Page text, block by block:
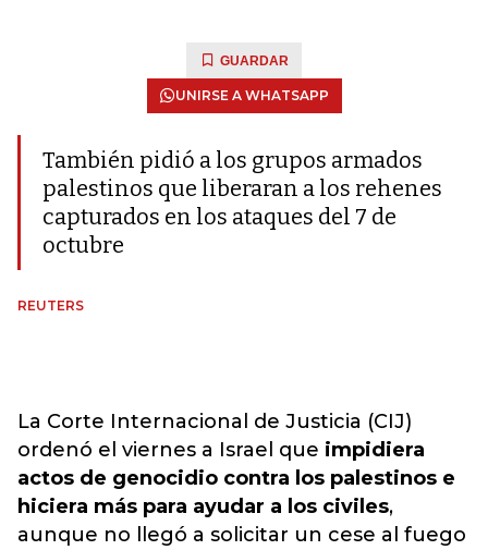
GUARDAR
UNIRSE A WHATSAPP
También pidió a los grupos armados
palestinos que liberaran a los rehenes
capturados en los ataques del 7 de
octubre
REUTERS
La Corte Internacional de Justicia (CIJ)
ordenó el viernes a Israel que impidiera
actos de genocidio contra los palestinos e
hiciera más para ayudar a los civiles,
aunque no llegó a solicitar un cese al fuego